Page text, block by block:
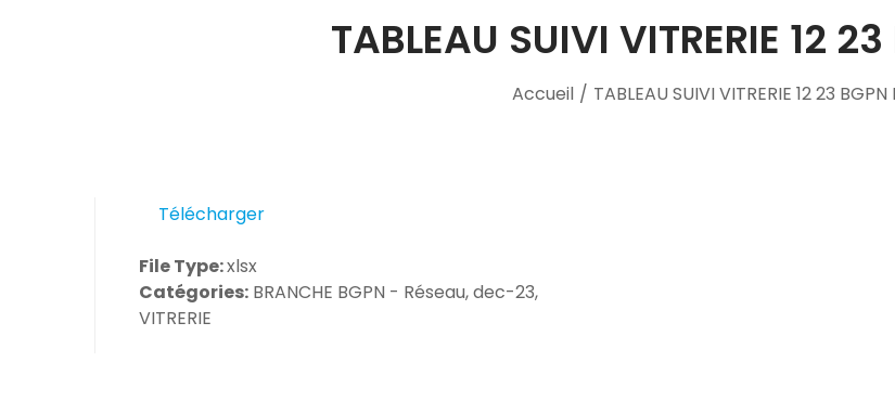
TABLEAU SUIVI VITRERIE 12 23
Accueil / TABLEAU SUIVI VITRERIE 12 23 BGPN
Télécharger
File Type:xlsx
Catégories: BRANCHE BGPN - Réseau, dec-23,
VITRERIE